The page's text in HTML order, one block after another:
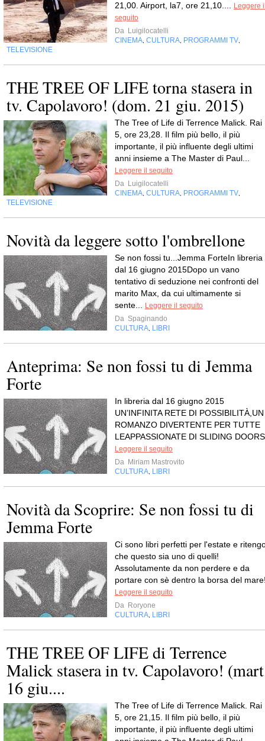
21,00. Airport, la7, ore 21,10....
Leggere
seguito
Da Luigilocatelli
CINEMA CULTURA PROGRAMMI TV
TELEVISIONE
THE TREE OF LIFE torna stasera in
tv. Capolavoro! (dom. 21 giu. 2015)
The Tree of Life di Terrence Malick. Rai
5, ore 23,28. Il film più bello, il più
importante, il più influente degli ultimi
anni insieme a The Master di Paul...
Leggere il seguito
Da Luigilocatelli
CINEMA CULTURA PROGRAMMI TV
TELEVISIONE
Novità da leggere sotto l'ombrellone
Se non fossi tu...Jemma ForteIn libreria
dal 16 giugno 2015Dopo un vano
tentativo di seduzione nei confronti del
marito Max, da cui ultimamente si
sente...
Leggere il seguito
Da Spaginando
CULTURA LIBRI
Anteprima: Se non fossi tu di Jemma
Forte
In libreria dal 16 giugno 2015
UN’INFINITA RETE DI POSSIBILITÀ,UN
ROMANZO DIVERTENTE PER TUTTE
LEAPPASSIONATE DI SLIDING
Leggere il seguito
Da Miriam Mastrovito
CULTURA LIBRI
Novità da Scoprire: Se non fossi tu di
Jemma Forte
Ci sono libri perfetti per l'estate e
che questo sia uno di quelli!
Assolutamente da non perdere e da
portare con sè dentro la borsa del
Leggere il seguito
Da Roryone
CULTURA LIBRI
THE TREE OF LIFE di Terrence
Malick stasera in tv. Capolavoro!
16 giu....
The Tree of Life di Terrence Malick. Rai
5, ore 21,15. Il film più bello, il più
importante, il più influente degli ultimi